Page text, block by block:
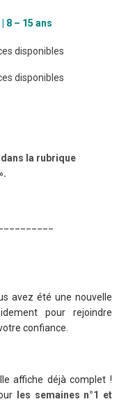
8 – 15 ans
disponibles
disponibles
la rubrique
avez été une nouvelle
pour rejoindre
confiance.
affiche déjà complet !
les semaines n°1 et